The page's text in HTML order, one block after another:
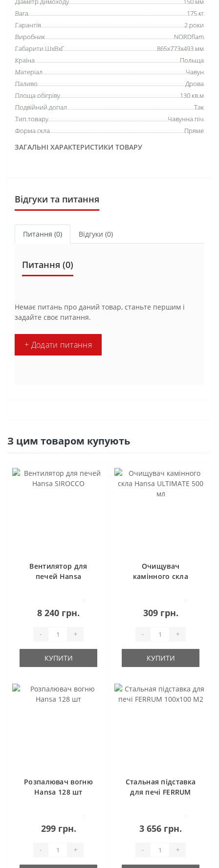
ЗАГАЛЬНІ ХАРАКТЕРИСТИКИ ТОВАРУ
Вага
175 кг
Гарантія
2 роки
Виробник
NORDflam
Габарити ШхВхГ
865х773х493 мм
Країна
Польща
Матеріал
Чавун
Паливо
Дрова
Площа обігріву
130 кв.м
Подвійний допал
Так
Тип товару
Чавунна піч
Форма скла
Пряме
Відгуки та питання
Питання (0) Відгуки (0)
Питання (0)
Немає питань про даний товар, станьте першим і
задайте своє питання.
+ Додати питання
З цим товаром купують
Вентилятор для
печей Hansa
8 240 грн.
- +
КУПИТИ
Очищувач
камінного скла
309 грн.
- +
КУПИТИ
Розпалювач вогню
Hansa 128 шт
299 грн.
- +
Стальная підставка
для печі FERRUM
3 656 грн.
- +